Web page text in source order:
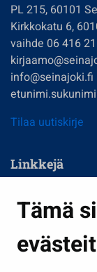
Tämä
PL 215, 60101
Kirkkokatu 6,
vaihde 06 416
info@seinajoki.fi
Tilaa uutiskirje
Linkkejä
Kasvatus ja
Kulttuuri ja